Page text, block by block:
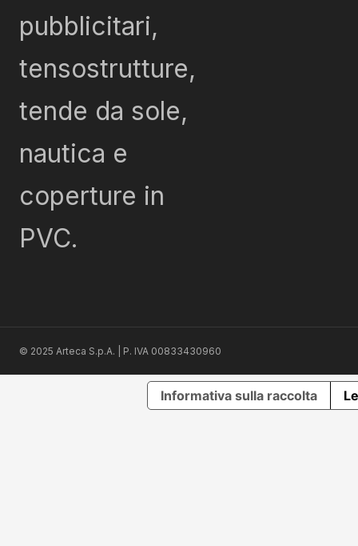
pubblicitari,
tensostrutture,
tende da sole,
nautica e
coperture in
PVC.
© 2025 Arteca S.p.A. | P. IVA 00833430960
Informativa sulla raccolta